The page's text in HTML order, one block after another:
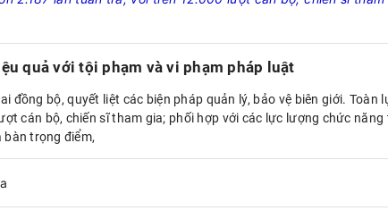
quả với tội phạm và vi phạm pháp luật
bộ, quyết liệt các biện pháp quản lý, bảo vệ biên giới. Toàn
cán bộ, chiến sĩ tham gia; phối hợp với các lực lượng chức năng
trọng điểm,